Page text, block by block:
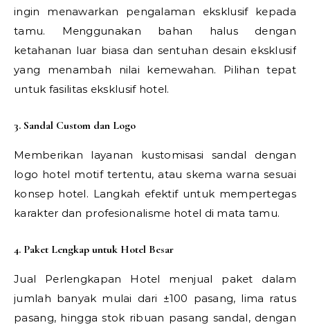
ingin menawarkan pengalaman eksklusif kepada
tamu. Menggunakan bahan halus dengan
ketahanan luar biasa dan sentuhan desain eksklusif
yang menambah nilai kemewahan. Pilihan tepat
untuk fasilitas eksklusif hotel.
3. Sandal Custom dan Logo
Memberikan layanan kustomisasi sandal dengan
logo hotel motif tertentu, atau skema warna sesuai
konsep hotel. Langkah efektif untuk mempertegas
karakter dan profesionalisme hotel di mata tamu.
4. Paket Lengkap untuk Hotel Besar
Jual Perlengkapan Hotel menjual paket dalam
jumlah banyak mulai dari ±100 pasang, lima ratus
pasang, hingga stok ribuan pasang sandal, dengan